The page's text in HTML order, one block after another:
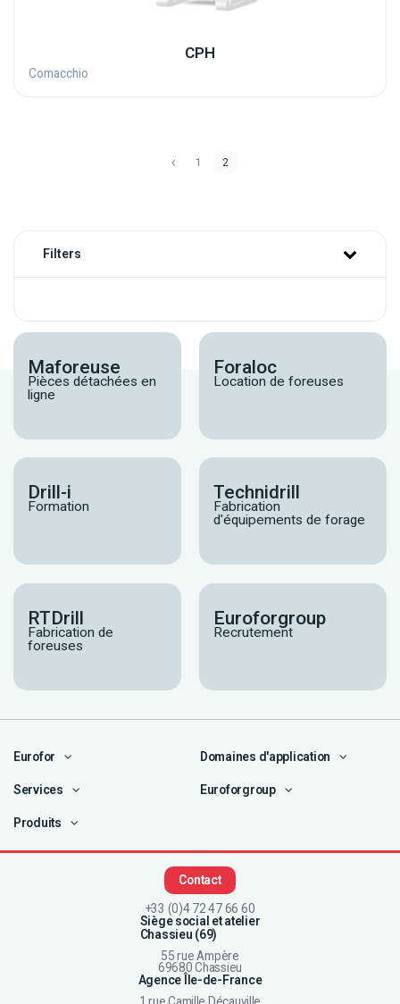
CPH
Comacchio
1 2
Filters
Maforeuse
Pièces détachées en
ligne
Foraloc
Location de foreuses
Drill-i
Formation
Technidrill
Fabrication
d'équipements de forage
RTDrill
Fabrication de
foreuses
Euroforgroup
Recrutement
Eurofor Domaines d'application
Services Euroforgroup
Produits
Contact
+33 (0)4 72 47 66 60
Siège social et atelier
Chassieu (69)
55 rue Ampère
69680 Chassieu
Agence Île-de-France